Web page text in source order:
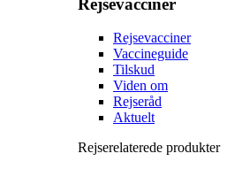
Rejsevacciner
Vaccineguide
Tilskud
Viden om
Rejseråd
Aktuelt
Rejserelaterede produkter